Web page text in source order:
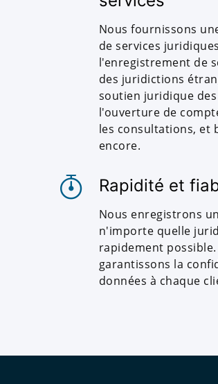
Nous fournissons
de services
l'enregistrement de
des juridictions
soutien juridique
l'ouverture de
les consultations, et
encore.
Rapidité et
Nous enregistrons
n'importe quelle
rapidement
garantissons la
données à chaque